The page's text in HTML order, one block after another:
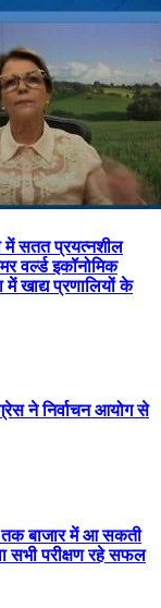
में सतत प्रयत्नशील
वर्ल्ड इकॉनोमिक
खाद्य प्रणालियों के
ने निर्वाचन आयोग से
तक बाजार में आ सकती
सभी परीक्षण रहे सफल